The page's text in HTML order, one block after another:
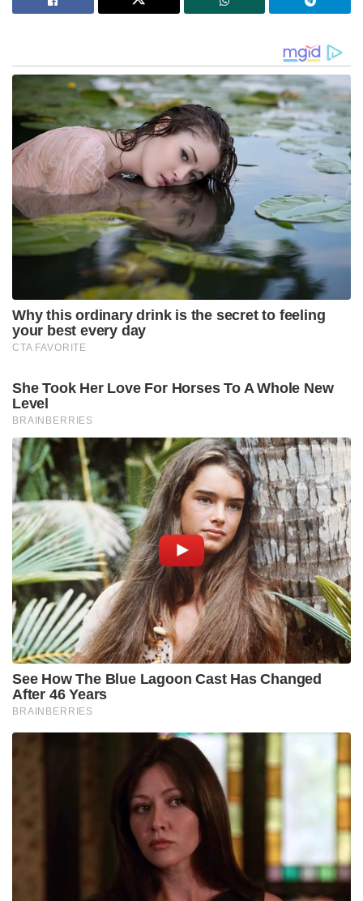
ഖാർഖോദയിലെ ഈ വമ്പൻ ഗ്രീൻഫീൽഡ് പ്ലാന്റ്
യാഥാർത്ഥ്യമാക്കിയിരിക്കുന്നത്. ഗുജറാത്ത്
അടക്കമുള്ള മാരുതിയുടെ മറ്റ് പ്ലാന്റുകളുടെ
ഉൾപ്പെടെയുള്ള ആകെ ചെലവുകൾ
കണക്കിലെടുക്കുമ്പോൾ ഈ പദ്ധതി വലിയൊരു
നാഴികക്കല്ലാകുമെന്നാണ് വിലയിരുത്തൽ. പ്ലാന്റ്
പൂർണ്ണ സജ്ജമാകുന്നതോടെ പ്രതിവർഷം 10 ലക്ഷം
വാഹനങ്ങൾ അധികമായി ഉത്പാദിപ്പിക്കാൻ
മാരുതിക്ക് സാധിക്കും. ഇത് ആഭ്യന്തര വിപണിയിലെ
വർധിച്ചുവരുന്ന ഡിമാൻഡ് പരിഹരിക്കാൻ മാത്രമല്ല,
വിദേശരാജ്യങ്ങളിലേക്കുള്ള കയറ്റുമതി ഗണ്യമായി
വർധിപ്പിക്കാനും ഇന്ത്യയെ ആഗോള ഓട്ടോമൊബൈൽ
ഹബ്ബാക്കി മാറ്റാനും സഹായിക്കും. നിലവിൽ രാജ്യത്ത്
വിൽക്കപ്പെടുന്ന രണ്ടിൽ ഒരു കാർ
മാരുതിയുടേതാണെന്ന റെക്കോർഡ്
രാജ്യത്തെ തൊഴിലില്ലായ്മയ്ക്ക് വലിയൊരു
പരിഹാരമാകാനും ഈ പദ്ധതിക്ക് സാധിക്കും.
ഖാർഖോദ പ്ലാന്റ് വഴി 21,000-ത്തിലധികം നേരിട്ടുള്ള
തൊഴിലവസരങ്ങളാണ് സൃഷ്ടിക്കപ്പെടുക. ഇതിന്
പുറമെ അനുബന്ധ ഘടകങ്ങൾ നിർമ്മിക്കുന്ന
കമ്പനികൾ, ലോജിസ്റ്റിക്സ്, പ്രാദേശിക സേവനങ്ങൾ
എന്നിവയിലൂടെ പതിനായിരക്കണക്കിന് പരോക്ഷ
തൊഴിലവസരങ്ങളും ഈ മേഖലയിൽ ഉണ്ടാകും.
കേന്ദ്ര സർക്കാരിന്റെ ‘മേക്ക് ഇൻ ഇന്ത്യ’ പദ്ധതിക്ക്
വലിയൊരു ഊർജ്ജം പകരുന്നതാണ് മാരുതിയുടെ
പുതിയ പ്ലാന്റ്. ഭാവി തലമുറയിലെ അത്യാധുനിക
വാഹനങ്ങളും ഇലക്ട്രിക് മോഡലുകളും ഇവിടെ നിന്ന്
പുറത്തിറക്കാനാണ് മാരുതി സുസുക്കി ലക്ഷ്യമിടുന്നത്.
Tags: visit modi Japan PM